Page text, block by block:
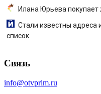
Илана Юрьева
Стали известны адреса
список
Связь
info@otvprim.ru